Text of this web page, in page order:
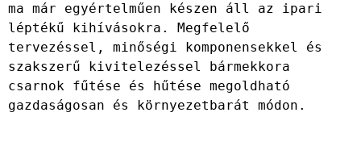
ma már egyértelműen készen áll az ipari
léptékű kihívásokra. Megfelelő
tervezéssel, minőségi komponensekkel és
szakszerű kivitelezéssel bármekkora
csarnok fűtése és hűtése megoldható
gazdaságosan és környezetbarát módon.